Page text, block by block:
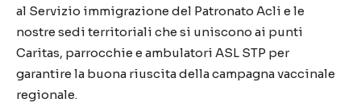
al Servizio immigrazione del Patronato Acli e le
nostre sedi territoriali che si uniscono ai punti
Caritas, parrocchie e ambulatori ASL STP per
garantire la buona riuscita della campagna vaccinale
regionale.